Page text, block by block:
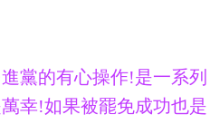
黨的有心操作!是一系列
幸!如果被罷免成功也是